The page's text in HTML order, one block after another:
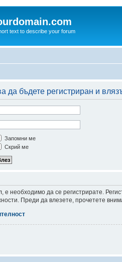
text to describe your forum
да бъдете регистриран и
Запомни ме
Скрий ме
е необходимо да се регистрирате.
Преди да влезете, прочетете